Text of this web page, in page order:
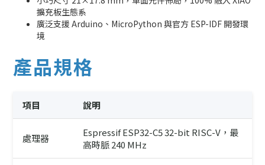
擴充板生態系
廣泛支援 Arduino、MicroPython 與官方 ESP-IDF 開發環
境
產品規格
項目 說明
處理器
Espressif ESP32-C5 32-bit RISC-V，最
高時脈 240 MHz